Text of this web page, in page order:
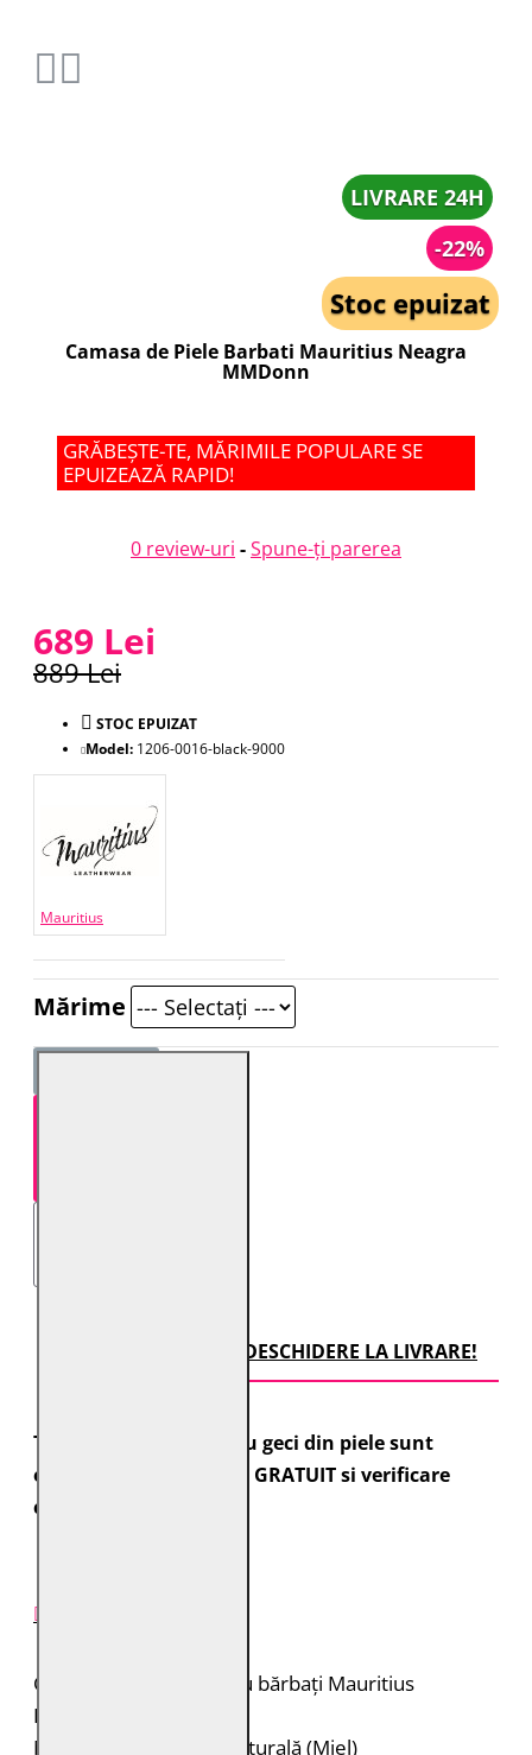
LIVRARE 24H
-22%
Stoc epuizat
Camasa de Piele Barbati Mauritius Neagra
MMDonn
GRĂBEȘTE-TE, MĂRIMILE POPULARE SE
EPUIZEAZĂ RAPID!
0 review-uri -Spune-ţi parerea
689 Lei
889 Lei
STOC EPUIZAT
Model: 1206-0016-black-9000
Mauritius
Mărime
TRANSPORT CU DESCHIDERE LA LIVRARE!
Toate comenzile pentru geci din piele sunt
expediate cu transport GRATUIT si verificare
colet.
Cămașă de piele pentru bărbați Mauritius
Brand: Mauritius
Material: 100% piele naturală (Miel)